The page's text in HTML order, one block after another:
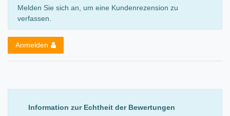
Melden Sie sich an, um eine Kundenrezension zu
verfassen.
Anmelden
Information zur Echtheit der Bewertungen